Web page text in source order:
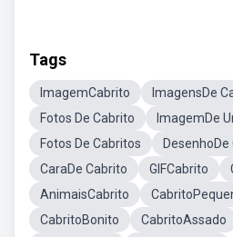
Tags
ImagemCabrito
ImagensDe
Fotos De Cabrito
ImagemDe
Fotos De Cabritos
DesenhoDe
CaraDe Cabrito
GIFCabrito
AnimaisCabrito
CabritoBonito
CabritoAssado